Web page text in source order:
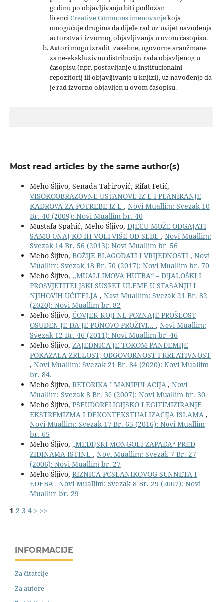
godinu po objavljivanju biti podložan
licenciCreative Commons imenovanjekoja
omogućuje drugima da dijele rad uz uvijet navođenja
autorstva i izvornog objavljivanja u ovom časopisu.
Autori mogu izraditi zasebne, ugovorne aranžmane
za ne-ekskluzivnu distribuciju rada objavljenog u
časopisu (npr. postavljanje u institucionalni
repozitorij ili objavljivanje u knjizi), uz navođenje da
je rad izvorno objavljen u ovom časopisu.
Most read articles by the same author(s)
Meho Šljivo, Senada Tahirović, Rifat Fetić,
VISOKOOBRAZOVNE USTANOVE IZ-E I PLANIRANJE
KADROVA ZA POTREBE IZ-E , Novi Muallim: Svezak 10
Br. 40 (2009): Novi Muallim br. 40
Mustafa Spahić, Meho Šljivo, DJECU MOŽE ODGAJATI
SAMO ONAJ KO IH VOLI VIŠE OD SEBE , Novi Muallim:
Svezak 14 Br. 56 (2013): Novi Muallim br. 56
Meho Šljivo, BOŽIJE BLAGODATI I VRIJEDNOSTI , Novi
Muallim: Svezak 18 Br. 70 (2017): Novi Muallim br. 70
Meho Šljivo, ,,MUALLIMOVA HUTBA“ – DIJALOŠKI I
PROSVJETITELJSKI SUSRET ULEME U STASANJU I
NJIHOVIH UČITELJA , Novi Muallim: Svezak 21 Br. 82
(2020): Novi Muallim br. 82
Meho Šljivo, ČOVJEK KOJI NE POZNAJE PROŠLOST
OSUĐEN JE DA JE PONOVO PROŽIVI... , Novi Muallim:
Svezak 12 Br. 46 (2011): Novi Muallim br. 46
Meho Šljivo, ZAJEDNICA JE TOKOM PANDEMIJE
POKAZALA ZRELOST, ODGOVORNOST I KREATIVNOST
, Novi Muallim: Svezak 21 Br. 84 (2020): Novi Muallim
br. 84.
Meho Šljivo, RETORIKA I MANIPULACIJA , Novi
Muallim: Svezak 8 Br. 30 (2007): Novi Muallim br. 30
Meho Šljivo, PSEUDORELIGIJSKO LEGITIMIZIRANJE
EKSTREMIZMA I DEKONTEKSTUALIZACIJA ISLAMA ,
Novi Muallim: Svezak 17 Br. 65 (2016): Novi Muallim
br. 65
Meho Šljivo, „MEDIJSKI MONGOLI ZAPADA“ PRED
ZIDINAMA ISTINE , Novi Muallim: Svezak 7 Br. 27
(2006): Novi Muallim br. 27
Meho Šljivo, RIZNICA POSLANIKOVOG SUNNETA I
EDEBA , Novi Muallim: Svezak 8 Br. 29 (2007): Novi
Muallim br. 29
1 2 3 4 > >>
INFORMACIJE
Za čitatelje
Za autore